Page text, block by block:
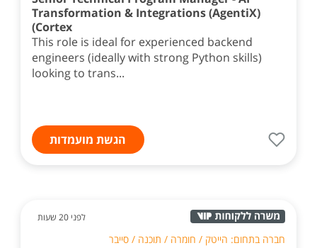
Transformation & Integrations (AgentiX)
(Cortex
This role is ideal for experienced backend
engineers (ideally with strong Python skills)
looking to trans...
הגשת מועמדות
לפני 20 שעות
חברה בתחום: הייטק / חומרה / תוכנה / סייבר